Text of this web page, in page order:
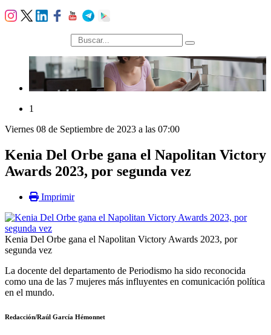
búsqueda
1
Viernes 08 de Septiembre de 2023 a las 07:00
Kenia Del Orbe gana el Napolitan Victory
Awards 2023, por segunda vez
Imprimir
Kenia Del Orbe gana el Napolitan Victory Awards 2023, por
segunda vez
La docente del departamento de Periodismo ha sido reconocida
como una de las 7 mujeres más influyentes en comunicación política
en el mundo.
Redacción/Raúl García Hémonnet